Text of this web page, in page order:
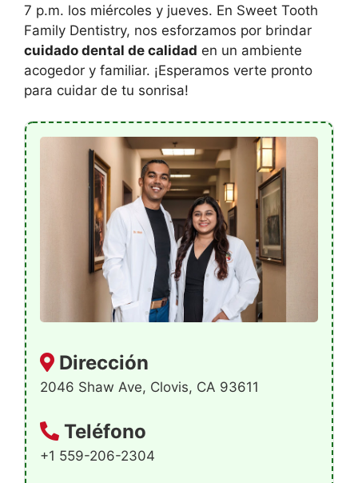
7 p.m. los miércoles y jueves. En Sweet Tooth
Family Dentistry, nos esforzamos por brindar
cuidado dental de calidad en un ambiente
acogedor y familiar. ¡Esperamos verte pronto
para cuidar de tu sonrisa!
Dirección
2046 Shaw Ave, Clovis, CA 93611
Teléfono
+1 559-206-2304